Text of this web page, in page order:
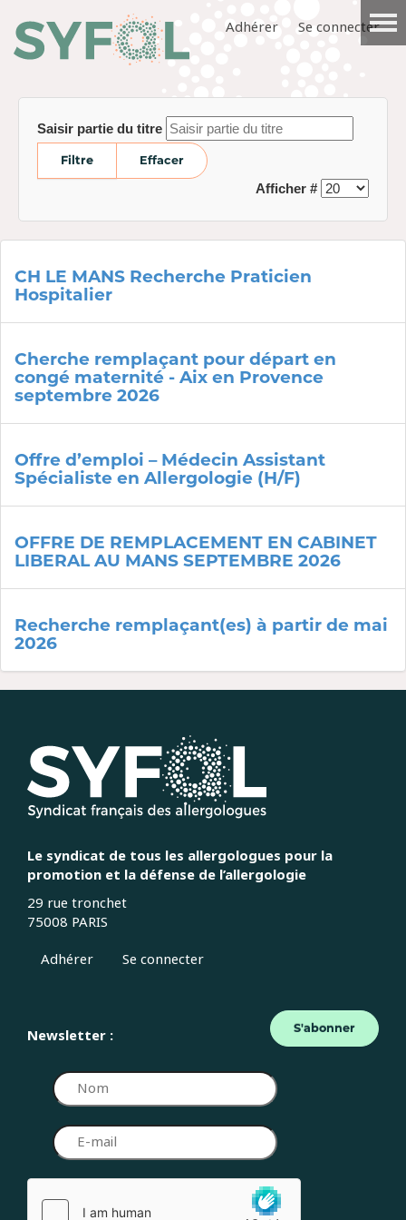
Adhérer Se connecter
Saisir partie du titre
Filtre Effacer
Afficher #
CH LE MANS Recherche Praticien
Hospitalier
Cherche remplaçant pour départ en
congé maternité - Aix en Provence
septembre 2026
Offre d’emploi – Médecin Assistant
Spécialiste en Allergologie (H/F)
OFFRE DE REMPLACEMENT EN CABINET
LIBERAL AU MANS SEPTEMBRE 2026
Recherche remplaçant(es) à partir de mai
2026
Le syndicat de tous les allergologues pour la
promotion et la défense de l’allergologie
29 rue tronchet
75008 PARIS
Adhérer
Se connecter
Newsletter : S'abonner